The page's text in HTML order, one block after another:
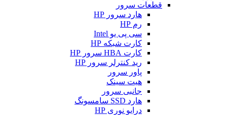
قطعات سرور
هارد سرور HP
رم HP
سی پی یو Intel
کارت شبکه HP
کارت HBA سرور HP
رید کنترلر سرور HP
پاور سرور
هیت سینک
جانبی سرور
هارد SSD سامسونگ
درایو نوری HP